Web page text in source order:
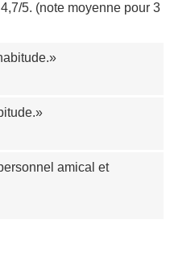
5. (note moyenne pour 3
amical et